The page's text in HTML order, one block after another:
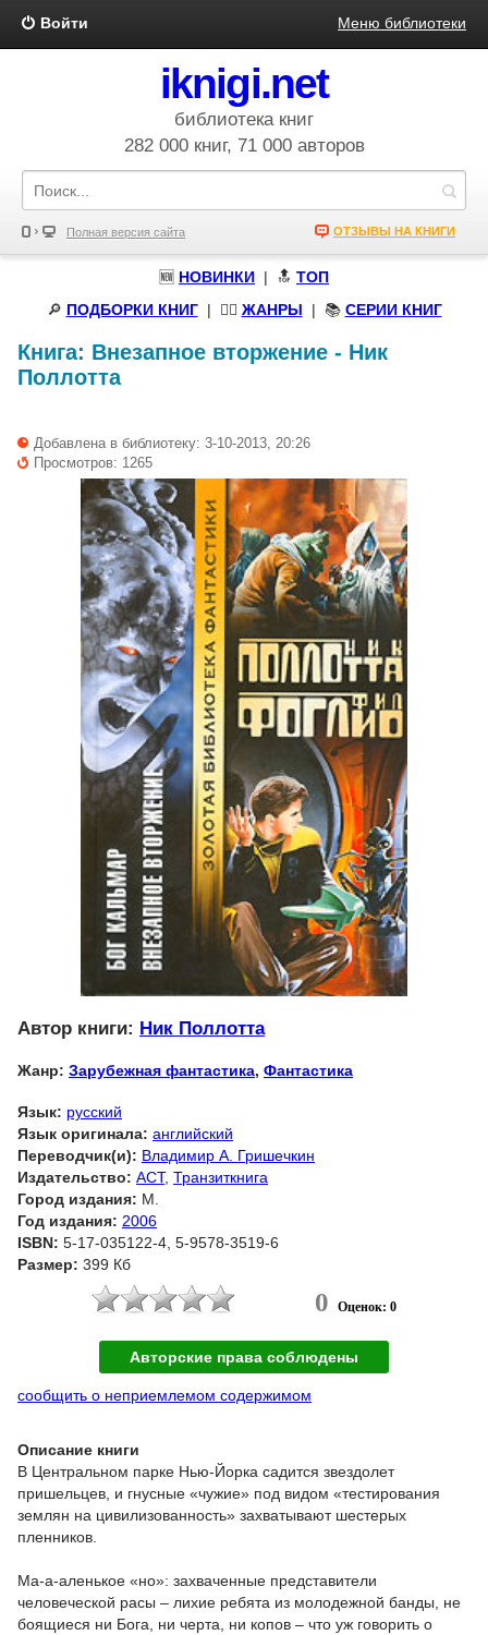
Войти Меню библиотеки
iknigi.net
библиотека книг
282 000 книг, 71 000 авторов
Полная версия сайта ОТЗЫВЫ НА КНИГИ
🆕 НОВИНКИ | 🔝 ТОП
🔎 ПОДБОРКИ КНИГ| 🧝‍♀️ ЖАНРЫ | 📚 СЕРИИ КНИГ
Книга: Внезапное вторжение - Ник
Поллотта
Добавлена в библиотеку: 3-10-2013, 20:26
Просмотров: 1265
Автор книги: Ник Поллотта
Жанр: Зарубежная фантастика, Фантастика
Язык: русский
Язык оригинала: английский
Переводчик(и): Владимир А. Гришечкин
Издательство: АСТ, Транзиткнига
Город издания: М.
Год издания: 2006
ISBN: 5-17-035122-4, 5-9578-3519-6
Размер: 399 Кб
0 Оценок: 0
Авторские права соблюдены
сообщить о неприемлемом содержимом
Описание книги
В Центральном парке Нью-Йорка садится звездолет
пришельцев, и гнусные «чужие» под видом «тестирования
землян на цивилизованность» захватывают шестерых
пленников.
Ма-а-аленькое «но»: захваченные представители
человеческой расы – лихие ребята из молодежной банды, не
боящиеся ни Бога, ни черта, ни копов – что уж говорить о